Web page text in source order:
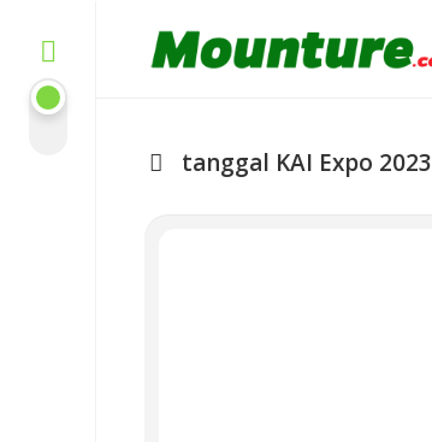
content
tanggal KAI Expo 2023